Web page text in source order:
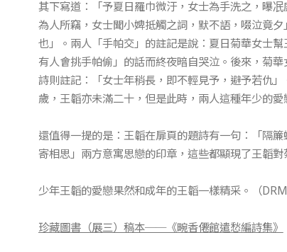
其下寫道：「予夏日羅巾微汙，女士為手洗之，曝
為人所竊，女士聞小婢抵觸之詞，默不語，啜泣竟
也」。兩人「手帕交」的註記是說：夏日菊華女士
有人會挑手帕偷」的話而終夜暗自哭泣。後來，菊
詩則註記：「女士年稍長，即不輕見予，避予若仇
歲，王韜亦未滿二十，但是此時，兩人這種年少的愛
還值得一提的是：王韜在扉頁的題詩有一句：「隔
寄相思」兩方意寓思戀的印章，這些都顯現了王韜對
少年王韜的愛戀果然和成年的王韜一樣精采。（DRM
珍藏圖書（展三）稿本──《畹香僊館遣愁編詩集》